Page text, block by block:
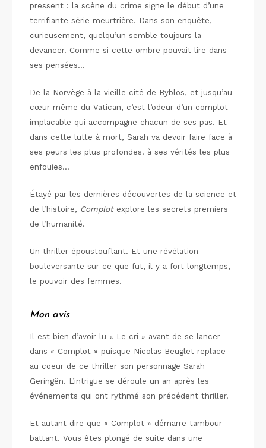
pressent : la scène du crime signe le début d’une
terrifiante série meurtrière. Dans son enquête,
curieusement, quelqu’un semble toujours la
devancer. Comme si cette ombre pouvait lire dans
ses pensées…
De la Norvège à la vieille cité de Byblos, et jusqu’au
cœur même du Vatican, c’est l’odeur d’un complot
implacable qui accompagne chacun de ses pas. Et
dans cette lutte à mort, Sarah va devoir faire face à
ses peurs les plus profondes. à ses vérités les plus
enfouies…
Étayé par les dernières découvertes de la science et
de l’histoire, Complotexplore les secrets premiers
de l’humanité.
Un thriller époustouflant. Et une révélation
bouleversante sur ce que fut, il y a fort longtemps,
le pouvoir des femmes.
Mon avis
Il est bien d’avoir lu « Le cri » avant de se lancer
dans « Complot » puisque Nicolas Beuglet replace
au coeur de ce thriller son personnage Sarah
Geringën. L’intrigue se déroule un an après les
événements qui ont rythmé son précédent thriller.
Et autant dire que « Complot » démarre tambour
battant. Vous êtes plongé de suite dans une